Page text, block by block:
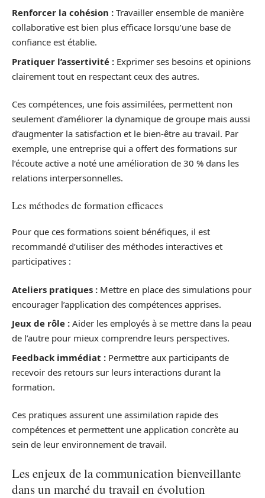
Renforcer la cohésion : Travailler ensemble de manière
collaborative est bien plus efficace lorsqu’une base de
confiance est établie.
Pratiquer l’assertivité : Exprimer ses besoins et opinions
clairement tout en respectant ceux des autres.
Ces compétences, une fois assimilées, permettent non
seulement d’améliorer la dynamique de groupe mais aussi
d’augmenter la satisfaction et le bien-être au travail. Par
exemple, une entreprise qui a offert des formations sur
l’écoute active a noté une amélioration de 30 % dans les
relations interpersonnelles.
Les méthodes de formation efficaces
Pour que ces formations soient bénéfiques, il est
recommandé d’utiliser des méthodes interactives et
participatives :
Ateliers pratiques : Mettre en place des simulations pour
encourager l’application des compétences apprises.
Jeux de rôle : Aider les employés à se mettre dans la peau
de l’autre pour mieux comprendre leurs perspectives.
Feedback immédiat : Permettre aux participants de
recevoir des retours sur leurs interactions durant la
formation.
Ces pratiques assurent une assimilation rapide des
compétences et permettent une application concrète au
sein de leur environnement de travail.
Les enjeux de la communication bienveillante
dans un marché du travail en évolution